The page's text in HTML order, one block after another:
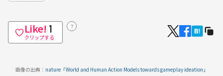
Like! 1
クリップする
？
画像の出典： nature「World and Human Action Models towards gameplay ideation」